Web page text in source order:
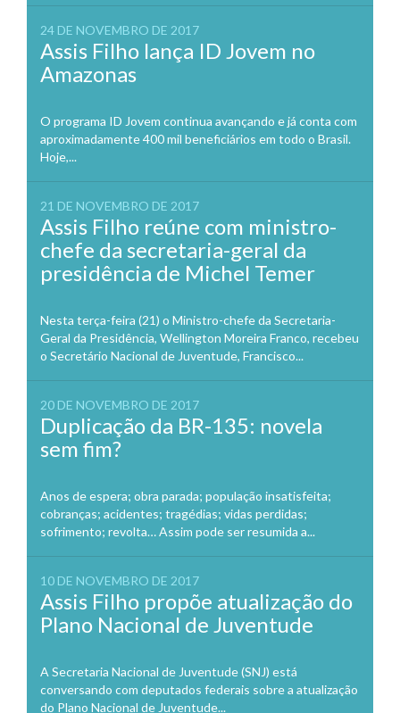
24 DE NOVEMBRO DE 2017
Assis Filho lança ID Jovem no
Amazonas
O programa ID Jovem continua avançando e já conta com
aproximadamente 400 mil beneficiários em todo o Brasil.
Hoje,...
21 DE NOVEMBRO DE 2017
Assis Filho reúne com ministro-
chefe da secretaria-geral da
presidência de Michel Temer
Nesta terça-feira (21) o Ministro-chefe da Secretaria-
Geral da Presidência, Wellington Moreira Franco, recebeu
o Secretário Nacional de Juventude, Francisco...
20 DE NOVEMBRO DE 2017
Duplicação da BR-135: novela
sem fim?
Anos de espera; obra parada; população insatisfeita;
cobranças; acidentes; tragédias; vidas perdidas;
sofrimento; revolta… Assim pode ser resumida a...
10 DE NOVEMBRO DE 2017
Assis Filho propõe atualização do
Plano Nacional de Juventude
A Secretaria Nacional de Juventude (SNJ) está
conversando com deputados federais sobre a atualização
do Plano Nacional de Juventude...